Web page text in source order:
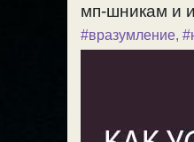
мп-шникам и
#вразумление,